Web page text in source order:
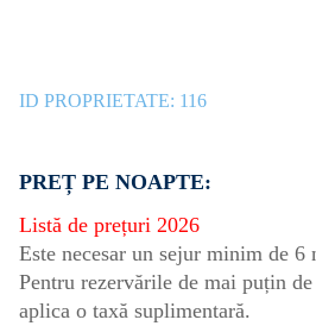
ID PROPRIETATE: 116
PREȚ PE NOAPTE:
Listă de prețuri 2026
Este necesar un sejur minim de 6
Pentru rezervările de mai puțin
aplica o taxă suplimentară.